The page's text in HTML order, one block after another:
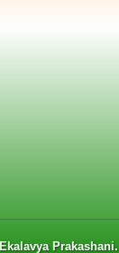
Ekalavya Prakashani.